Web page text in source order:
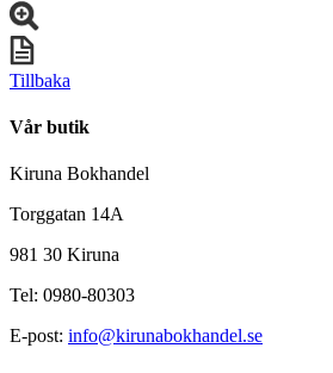
Tillbaka
Vår butik
Kiruna Bokhandel
Torggatan 14A
981 30 Kiruna
Tel: 0980-80303
E-post: info@kirunabokhandel.se